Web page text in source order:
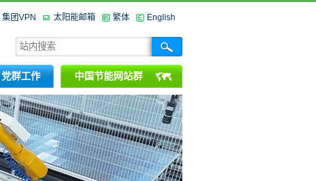
集团VPN 太阳能邮箱 繁体 English
党群工作 中国节能网站群